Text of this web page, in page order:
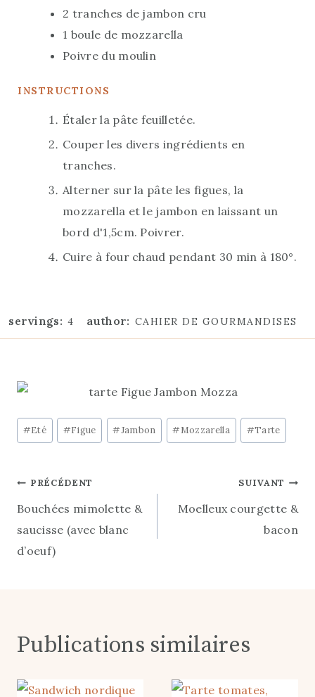
2 tranches de jambon cru
1 boule de mozzarella
Poivre du moulin
INSTRUCTIONS
Étaler la pâte feuilletée.
Couper les divers ingrédients en
tranches.
Alterner sur la pâte les figues, la
mozzarella et le jambon en laissant un
bord d'1,5cm. Poivrer.
Cuire à four chaud pendant 30 min à 180°.
servings: 4 author: CAHIER DE GOURMANDISES
Étiquettes
de
publication :
#Eté #Figue #Jambon #Mozzarella #Tarte
Navigation
de
l’article
PRÉCÉDENT
Bouchées mimolette &
saucisse (avec blanc
d’oeuf)
SUIVANT
Moelleux courgette &
bacon
Publications similaires